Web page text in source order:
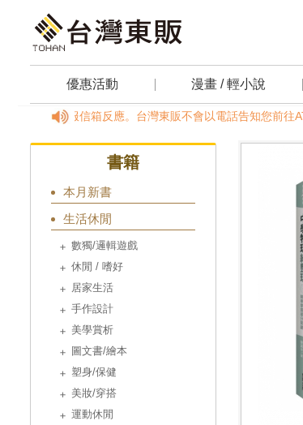
優惠活動 漫畫 / 輕小說
服信箱反應。台灣東販不會以電話告知您前往ATM操作
書籍
本月新書
生活休閒
數獨/邏輯遊戲
休閒 / 嗜好
居家生活
手作設計
美學賞析
圖文書/繪本
塑身/保健
美妝/穿搭
運動休閒